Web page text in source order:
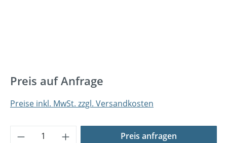
Preis auf Anfrage
Preise inkl. MwSt. zzgl. Versandkosten
Produkt Anzahl: Gib den gewünschten
Preis anfragen